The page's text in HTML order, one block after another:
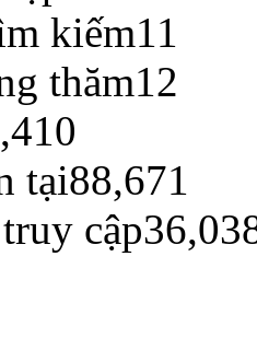
kiếm11
thăm12
tại88,671
cập